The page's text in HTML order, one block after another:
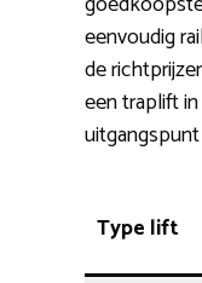
eenvoudig
de
een traplift
Type lift